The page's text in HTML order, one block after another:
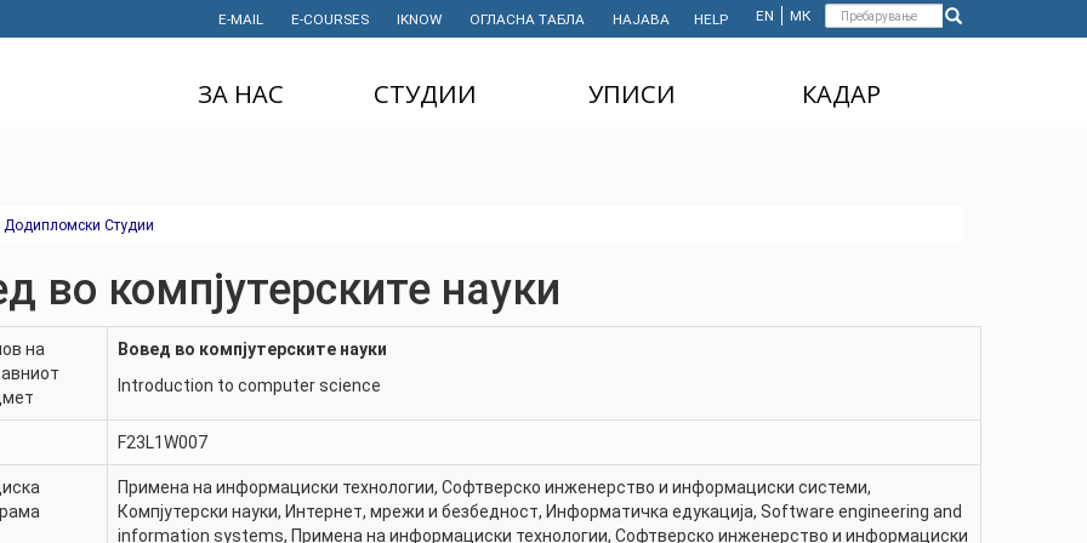
Форма
пребарување
Пребарување
EN МК
E-MAIL E-COURSES IKNOW ОГЛАСНА ТАБЛА НАЈАВА HELP
ЗА НАС
ПРОЕКТИ
НАУЧНА
ДЕЈНОСТ
ФИНАНСИИ
ИСТОРИЈАТ
ФИНКИ Е МОЈ
СТУДИИ
ДОКТОРСКИ
СТУДИИ
ПРОФЕСИОНАЛНИ
И СТРУЧНИ ОБУКИ
СТУДЕНТСКА
СТУДЕНТСКИ
ОРГАНИЗАЦИИ
УПИСИ
ДОКТОРСКИ СТУДИИ
MASTER'S STUDIES
КАДАР
Додипломски Студии
во компјутерските науки
на
Вовед во компјутерските науки
Introduction to computer science
F23L1W007
Примена на информациски технологии, Софтверско инженерство и информациски системи,
Компјутерски науки, Интернет, мрежи и безбедност, Информатичка едукација, Software engineering and
information systems, Примена на информациски технологии, Софтверско инженерство и информациски